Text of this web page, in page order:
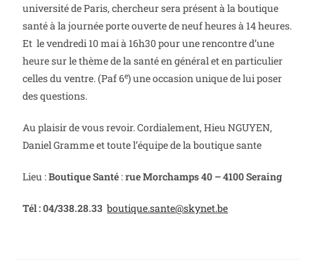
université de Paris, chercheur sera présent à la boutique
santé à la journée porte ouverte de neuf heures à 14 heures.
Et le vendredi 10 mai à 16h30 pour une rencontre d’une
heure sur le thème de la santé en général et en particulier
celles du ventre. (Paf 6e) une occasion unique de lui poser
des questions.
Au plaisir de vous revoir. Cordialement, Hieu NGUYEN,
Daniel Gramme et toute l’équipe de la boutique sante
Lieu :Boutique Santé :rue Morchamps 40 – 4100 Seraing
Tél : 04/338.28.33 boutique.sante@skynet.be